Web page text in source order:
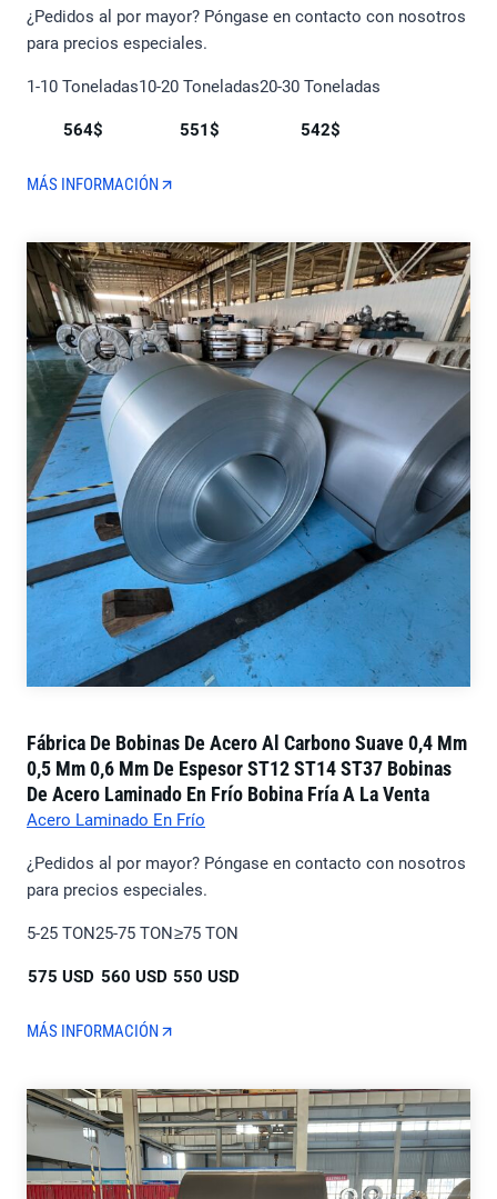
¿Pedidos al por mayor? Póngase en contacto con nosotros
para precios especiales.
1-10 Toneladas
564$
10-20 Toneladas
551$
20-30 Toneladas
542$
MÁS INFORMACIÓN
Fábrica De Bobinas De Acero Al Carbono Suave 0,4 Mm
0,5 Mm 0,6 Mm De Espesor ST12 ST14 ST37 Bobinas
De Acero Laminado En Frío Bobina Fría A La Venta
Acero Laminado En Frío
¿Pedidos al por mayor? Póngase en contacto con nosotros
para precios especiales.
5-25 TON
575 USD
25-75 TON
560 USD
≥75 TON
550 USD
MÁS INFORMACIÓN